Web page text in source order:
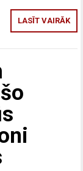
LASĪT VAIRĀK